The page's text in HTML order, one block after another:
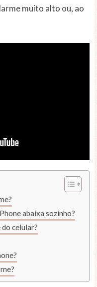
muito alto ou, ao
abaixa sozinho?
celular?